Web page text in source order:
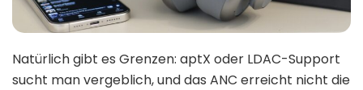
Natürlich gibt es Grenzen: aptX oder LDAC-Support
sucht man vergeblich, und das ANC erreicht nicht die